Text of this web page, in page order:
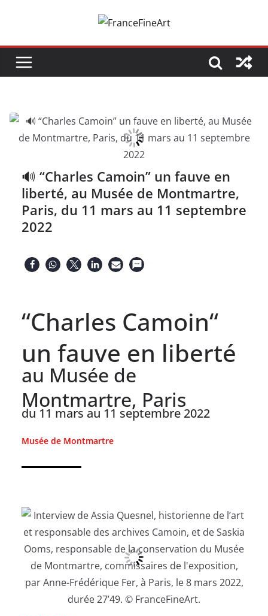
🔊 “Charles Camoin” un fauve en
liberté, au Musée de Montmartre,
Paris, du 11 mars au 11 septembre
2022
“Charles Camoin“
un fauve en liberté
au Musée de
Montmartre, Paris
du 11 mars au 11 septembre 2022
Musée de Montmartre